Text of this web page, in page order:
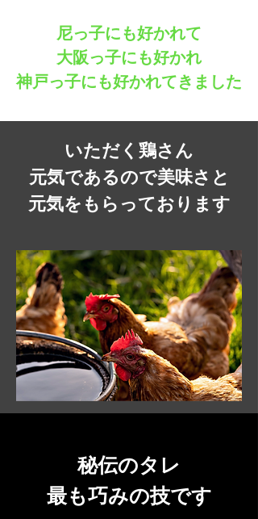
尼っ子にも好かれて
大阪っ子にも好かれ
神戸っ子にも好かれてきました
いただく鶏さん
元気であるので美味さと
元気をもらっております
秘伝のタレ
最も巧みの技です